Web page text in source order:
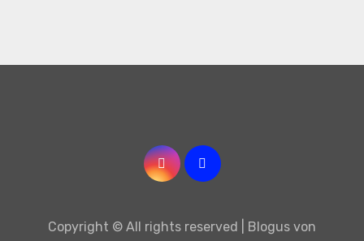
Copyright © All rights reserved Blogus von